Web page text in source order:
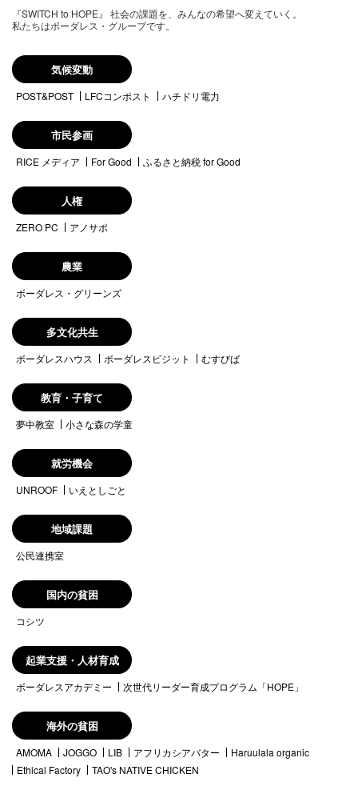
『SWITCH to HOPE』 社会の課題を、みんなの希望へ変えていく。
私たちはボーダレス・グループです。
気候変動
POST&POST LFCコンポスト ハチドリ電力
市民参画
RICE メディア For Good ふるさと納税 for Good
人権
ZERO PC アノサポ
農業
ボーダレス・グリーンズ
多文化共生
ボーダレスハウス ボーダレスビジット むすびば
教育・子育て
夢中教室 小さな森の学童
就労機会
UNROOF いえとしごと
地域課題
公民連携室
国内の貧困
コシツ
起業支援・人材育成
ボーダレスアカデミー 次世代リーダー育成プログラム「HOPE」
海外の貧困
AMOMA JOGGO LIB アフリカシアバター
Haruulala organic
Ethical Factory
TAO's NATIVE CHICKEN